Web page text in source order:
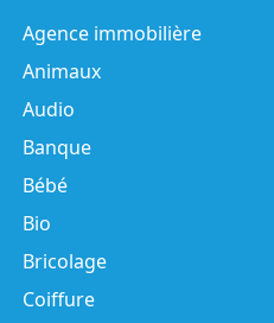
Agence immobilière
Animaux
Audio
Banque
Bébé
Bio
Bricolage
Coiffure